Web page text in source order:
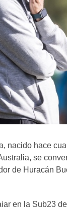
nacido hace
se
de Huracán
en la Sub23